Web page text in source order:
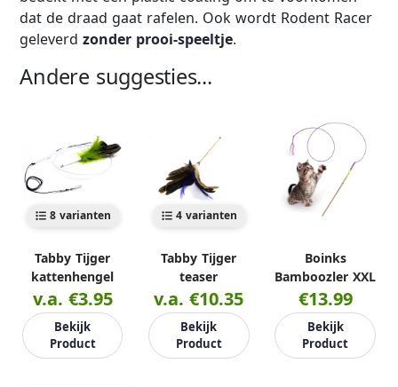
dat de draad gaat rafelen. Ook wordt Rodent Racer
geleverdzonder prooi-speeltje.
Andere suggesties...
8 varianten
Tabby Tijger
kattenhengel
v.a. €3.95
Bekijk
Product
4 varianten
Tabby Tijger
teaser
v.a. €10.35
Bekijk
Product
Boinks
Bamboozler XXL
€13.99
Bekijk
Product